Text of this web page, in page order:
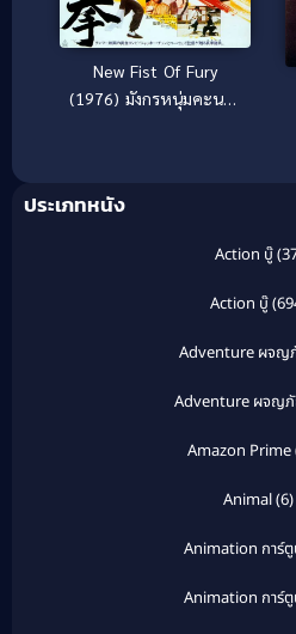
New Fist Of Fury
(1976) มังกรหนุ่มคะนอง
ประเภทหนัง
Action บู๊
Action บู๊
Adventure ผจญ
Adventure ผจญ
Amazon Prime
Animal(6)
Animation การ์
Animation การ์